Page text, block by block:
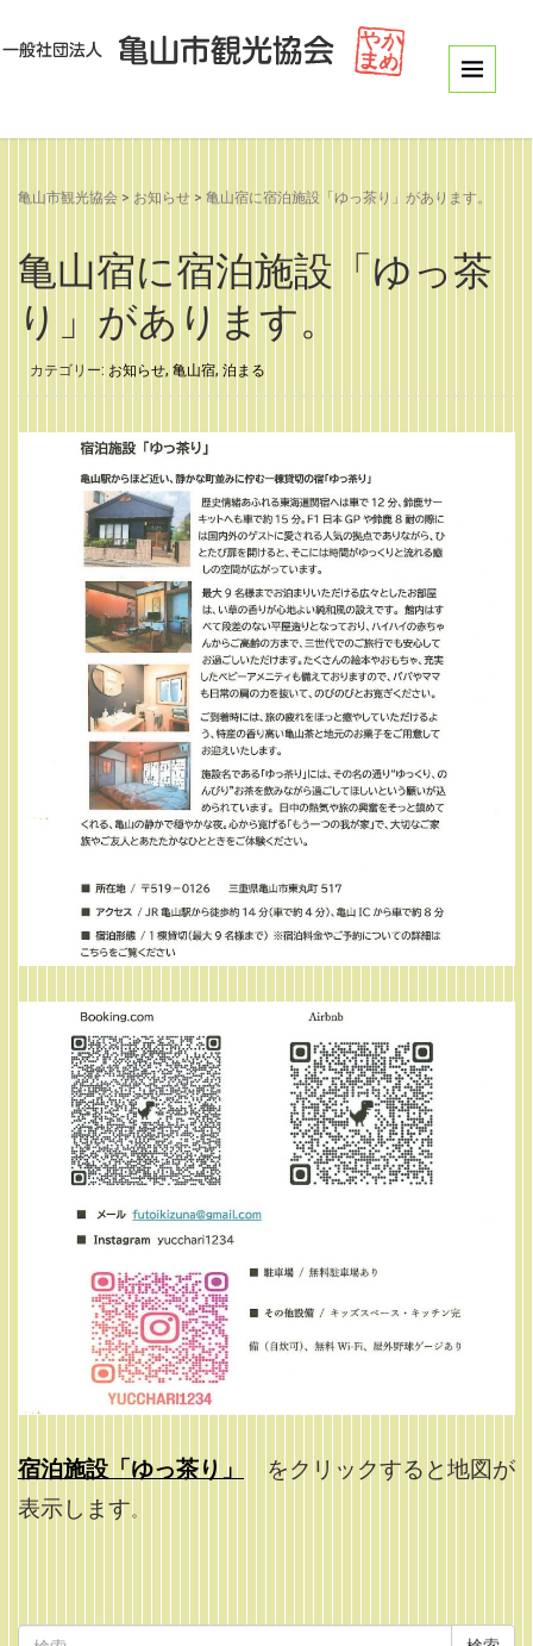
亀山市観光協会 > お知らせ > 亀山宿に宿泊施設「ゆっ茶り」があります。
亀山宿に宿泊施設「ゆっ茶
り」があります。
カテゴリー: お知らせ, 亀山宿, 泊まる
宿泊施設「ゆっ茶り」
をクリックすると地図が
表示します。